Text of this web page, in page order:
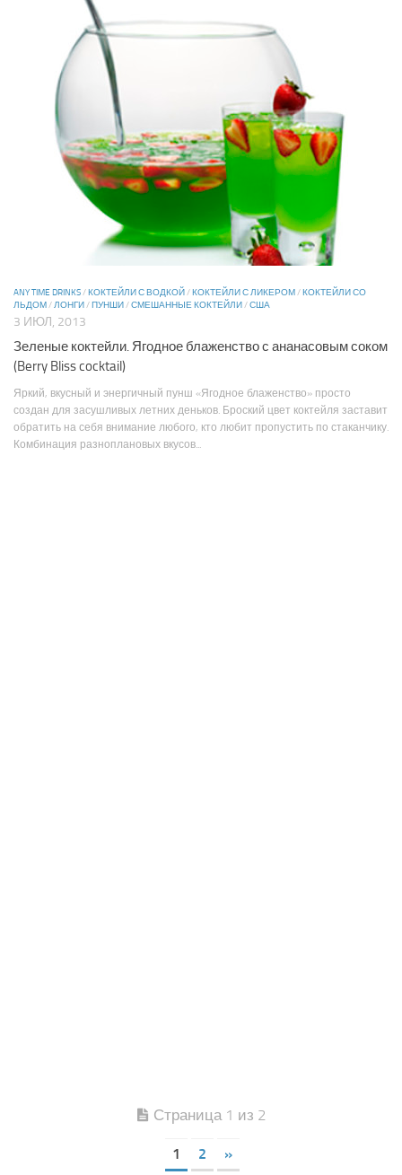
ANY TIME DRINKS/КОКТЕЙЛИ С ВОДКОЙ/КОКТЕЙЛИ С ЛИКЕРОМ/КОКТЕЙЛИ СО
ЛЬДОМ/ЛОНГИ/ПУНШИ/СМЕШАННЫЕ КОКТЕЙЛИ/США
3 ИЮЛ, 2013
Зеленые коктейли. Ягодное блаженство с ананасовым соком
(Berry Bliss cocktail)
Яркий, вкусный и энергичный пунш «Ягодное блаженство» просто
создан для засушливых летних деньков. Броский цвет коктейля заставит
обратить на себя внимание любого, кто любит пропустить по стаканчику.
Комбинация разноплановых вкусов...
Страница 1 из 2
1 2 »